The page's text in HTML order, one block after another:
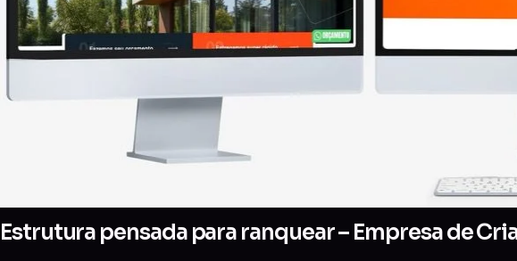
Estrutura pensada para ranquear – Empresa de